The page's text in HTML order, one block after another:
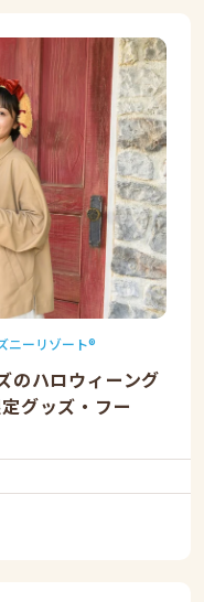
ニーリゾート®
のハロウィーング
グッズ・フー